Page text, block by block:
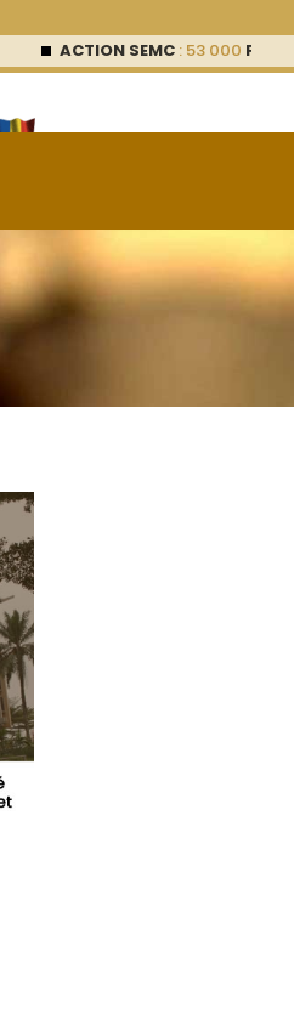
ACTION SEMC: 53 000FCFA (0